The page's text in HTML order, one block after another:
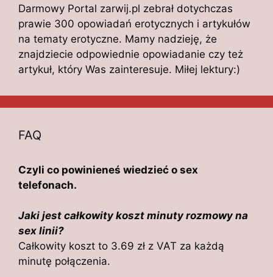
Darmowy Portal zarwij.pl zebrał dotychczas
prawie 300 opowiadań erotycznych i artykułów
na tematy erotyczne. Mamy nadzieję, że
znajdziecie odpowiednie opowiadanie czy też
artykuł, który Was zainteresuje. Miłej lektury:)
FAQ
Czyli co powinieneś wiedzieć o sex
telefonach.
Jaki jest całkowity koszt minuty rozmowy na
sex linii?
Całkowity koszt to 3.69 zł z VAT za każdą
minutę połączenia.